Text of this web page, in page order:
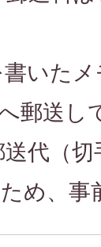
いた
郵送し
代（
め、事